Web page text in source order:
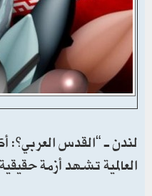
لندن ـ “القدس العربي”:
العالمية تشهد أزمة